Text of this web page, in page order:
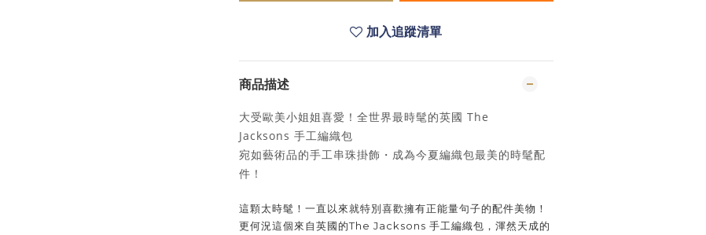
加入追蹤清單
商品描述
大受歐美小姐姐喜愛！ 全世界最時髦的英國 The
Jacksons 手工編織包
宛如藝術品的手工串珠掛飾・成為今夏編織包最美的時髦配
件！
這顆太時髦！一直以來就特別喜歡擁有正能量句子的配件美物！
更何況這個來自英國的The Jacksons 手工編織包，渾然天成的